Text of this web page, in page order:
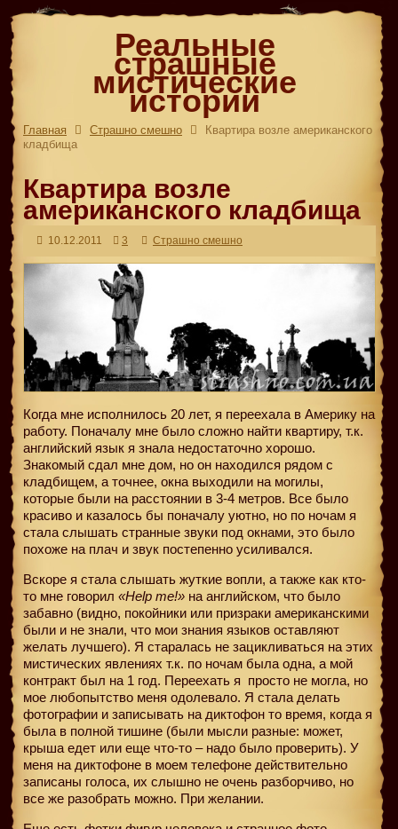
Реальные
страшные
мистические
истории
Главная Страшно смешно
Квартира возле американского
кладбища
Квартира возле
американского кладбища
10.12.2011 3 Страшно смешно
Когда мне исполнилось 20 лет, я переехала в Америку на
работу. Поначалу мне было сложно найти квартиру, т.к.
английский язык я знала недостаточно хорошо.
Знакомый сдал мне дом, но он находился рядом с
кладбищем, а точнее, окна выходили на могилы,
которые были на расстоянии в 3-4 метров. Все было
красиво и казалось бы поначалу уютно, но по ночам я
стала слышать странные звуки под окнами, это было
похоже на плач и звук постепенно усиливался.
Вскоре я стала слышать жуткие вопли, а также как кто-
то мне говорил «Help me!» на английском, что было
забавно (видно, покойники или призраки американскими
были и не знали, что мои знания языков оставляют
желать лучшего). Я старалась не зацикливаться на этих
мистических явлениях т.к. по ночам была одна, а мой
контракт был на 1 год. Переехать я просто не могла, но
мое любопытство меня одолевало. Я стала делать
фотографии и записывать на диктофон то время, когда я
была в полной тишине (были мысли разные: может,
крыша едет или еще что-то – надо было проверить). У
меня на диктофоне в моем телефоне действительно
записаны голоса, их слышно не очень разборчиво, но
все же разобрать можно. При желании.